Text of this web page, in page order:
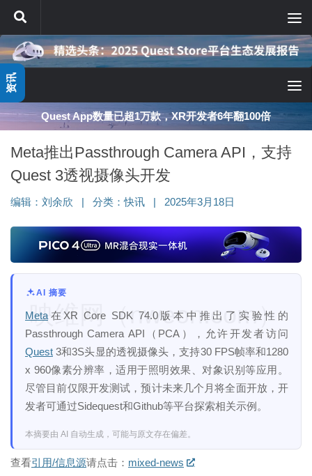
跳至内容
Quest App数量已超1万款，XR开发者6年翻100倍
Meta推出Passthrough Camera API，支持
Quest 3透视摄像头开发
编辑： 刘余欣 分类：快讯 2025年3月18日
AI 摘要
Meta 在XR Core SDK 74.0版本中推出了实验性的
Passthrough Camera API（PCA），允许开发者访问
Quest 3和3S头显的透视摄像头，支持30 FPS帧率和1280
x 960像素分辨率，适用于照明效果、对象识别等应用。
尽管目前仅限开发测试，预计未来几个月将全面开放，开
发者可通过Sidequest和Github等平台探索相关示例。
本摘要由 AI 自动生成，可能与原文存在偏差。
查看引用/信息源请点击： mixed-news
映维网（nweon.com）
资讯